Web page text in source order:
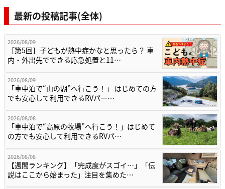
最新の投稿記事(全体)
2026/08/09
［第5回］子どもが熱中症かなと思ったら？ 車
内・外出先でできる応急処置と11…
2026/08/09
「車中泊で“山の湖”へ行こう！」 はじめての方
でも安心して利用できるRVパー…
2026/08/08
「車中泊で“高原の牧場”へ行こう！」はじめて
の方でも安心して利用できるRVパ…
2026/08/08
【週間ランキング】「完成度がスゴイ…」「伝
説はここから始まった」注目を集めた…